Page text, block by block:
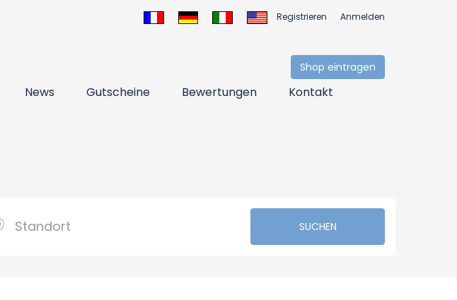
Registrieren Anmelden
Shop eintragen
News Gutscheine Bewertungen Kontakt
SUCHEN